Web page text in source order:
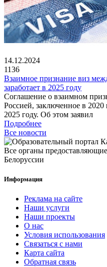
14.12.2024
1136
Взаимное признание виз
заработает в 2025 году
Соглашение о взаимном
Россией, заключенное в
2025 году. Об этом заявил
Подробнее
Все новости
Все органы
Белоруссии
Информация
Реклама на сайте
Наши услуги
Наши проекты
О нас
Условия использования
Связаться с нами
Карта сайта
Обратная связь